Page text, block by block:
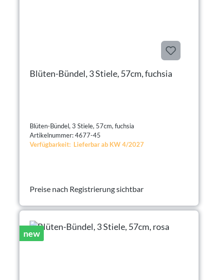
Blüten-Bündel, 3 Stiele, 57cm, fuchsia
Blüten-Bündel, 3 Stiele, 57cm, fuchsia
Artikelnummer: 4677-45
Verfügbarkeit: Lieferbar ab KW 4/2027
Preise nach Registrierung sichtbar
new